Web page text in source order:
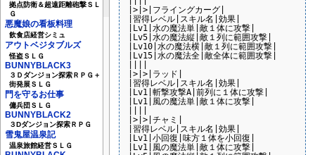
拠点防衛＆超遠距離砲撃ＳＬ
Ｇ
悪魔娘の看板料理
飲食店経営シミュ
アウトベジタブルズ
怪盗ＳＬＧ
BUNNYBLACK3
３Ｄダンジョン探索ＲＰＧ＋
街発展ＳＬＧ
門を守るお仕事
傭兵団ＳＬＧ
BUNNYBLACK2
３Dダンジョン探索ＲＰＧ
雪鬼屋温泉記
温泉旅館経営ＳＬＧ
|>|>|フライングカーグ|
|習得レベル|スキル名|効果|
|Lv1|水の魔法単|敵１体に攻撃|
|Lv5|水の魔法縦|敵１列に範囲攻撃|
|Lv10|水の魔法横|敵１列に範囲攻撃|
|Lv15|水の魔法全|敵全体に範囲攻撃|
|>|>|ラッド|
|習得レベル|スキル名|効果|
|Lv1|斬撃攻撃A|前列に１体に攻撃|
|Lv1|風の魔法単|敵１体に攻撃|
|>|>|チャミ|
|習得レベル|スキル名|効果|
|Lv1|小回復|味方１体を小回復|
|Lv1|風の魔法単|敵１体に攻撃|